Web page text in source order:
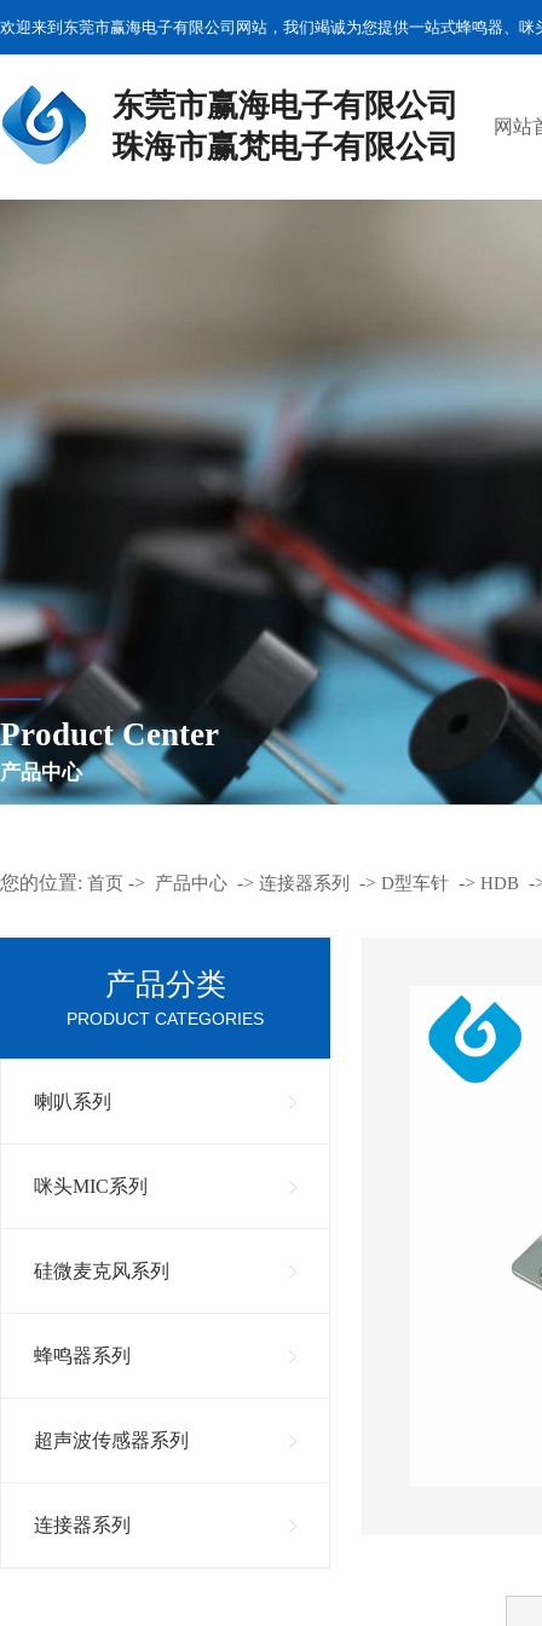
欢迎来到东莞市赢海电子有限公司网站，我们竭诚为您提供一站式蜂鸣器、
东莞市赢海电子有限公司
珠海市赢梵电子有限公司
网站
Product Center
产品中心
您的位置: 首页 -> 产品中心 -> 连接器系列 -> D型车针 -> HDB -
产品分类
PRODUCT CATEGORIES
喇叭系列
咪头MIC系列
硅微麦克风系列
蜂鸣器系列
超声波传感器系列
连接器系列